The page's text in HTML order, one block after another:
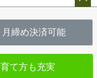
へ
締め決済可能
て方も充実